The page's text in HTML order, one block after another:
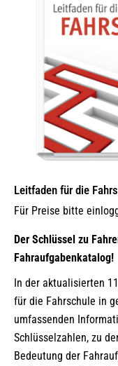
Leitfaden für die
Für Preise bitte
Der Schlüssel zu
Fahraufgabenkatalog!
In der aktualisierten
für die Fahrschule in
umfassenden
Schlüsselzahlen, zu
Bedeutung der